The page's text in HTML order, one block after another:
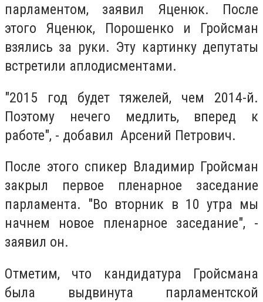
парламентом, заявил Яценюк. После
этого Яценюк, Порошенко и Гройсман
взялись за руки. Эту картинку депутаты
встретили аплодисментами.
"2015 год будет тяжелей, чем 2014-й.
Поэтому нечего медлить, вперед к
работе", - добавил Арсений Петрович.
После этого спикер Владимир Гройсман
закрыл первое пленарное заседание
парламента. "Во вторник в 10 утра мы
начнем новое пленарное заседание", -
заявил он.
Отметим, что кандидатура Гройсмана
была выдвинута парламентской